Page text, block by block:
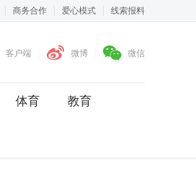
商务合作 爱心模式 线索报料
客户端 微博 微信
体育 教育